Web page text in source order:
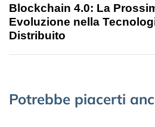
Blockchain 4.0: La
Evoluzione nella
Distribuito
Potrebbe piacerti